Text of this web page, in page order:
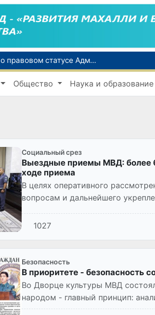
Сенат одобрил Конституционный закон о правовом статусе Администрации Президента Республики Узбекистан
В Ташкенте задержали подозреваемых в распространении крупной партии наркотиков
по инвалидности
Общество Наука и образование
Социальный срез
Выездные приемы МВД: более
ходе приема
В целях оперативного
вопросам и дальнейшего
1027
Безопасность
В приоритете - безопасность
Во Дворце культуры МВД состоялась
народом - главный принцип:
за первое полугодие...